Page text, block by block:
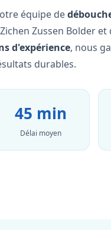
équipe de
Zussen Bolder
d'expérience, nous
durables.
45 min
Délai moyen